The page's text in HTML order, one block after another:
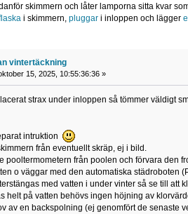
skimmern och låter lamporna sitta kvar
i skimmern, pluggari inloppen och lägger
vintertäckning
15, 2025, 10:55:36:36 »
strax under inloppen så tömmer väldigt
intruktion
från eventuellt skräp, ej i bild.
pooltermometern från poolen och förvara den
o väggar med den automatiska städroboten
med vatten i under vinter så se till att
helt på vatten behövs ingen höjning av
av en backspolning (ej genomfört de senaste